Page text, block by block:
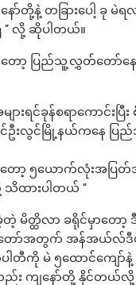
ော်တို့နဲ့ တခြားပေါ့ ခု
“ လို့ ဆိုပါတယ်။
ော့ ပြည်သူ့လွှတ်တော်နေ
ားရင်ခုန်စရာကောင်
င်ဦးလွင်မြို့နယ်ကနေ
တော့ ၅ယောက်လုံးအပြ
သိထားပါတယ် “
တဲ့ မိတ္ထိလာ ခရိုင်မှာတေ
ော်အတွက် အန်အယ်လ်ဒီပ
ကို မဲ ၅ထောင်ကျော်နဲ့
း ကျနော်တို့ နိုင်တယ်လို့